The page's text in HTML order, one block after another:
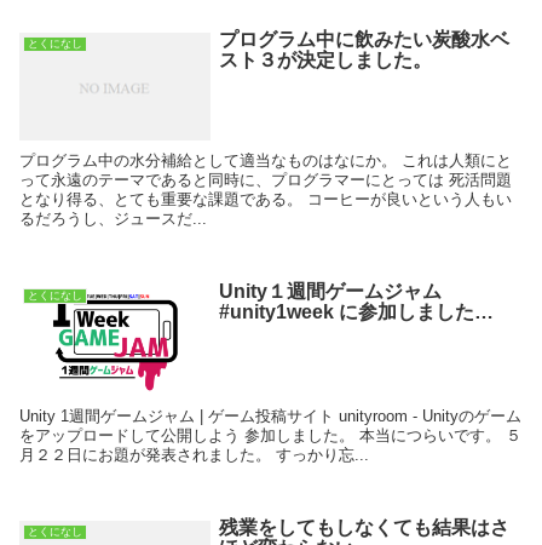
とくになし
プログラム中に飲みたい炭酸水ベ
スト３が決定しました。
プログラム中の水分補給として適当なものはなにか。 これは人類にと
って永遠のテーマであると同時に、プログラマーにとっては 死活問題
となり得る、とても重要な課題である。 コーヒーが良いという人もい
るだろうし、ジュースだ...
とくになし
Unity１週間ゲームジャム
#unity1week に参加しました…
Unity 1週間ゲームジャム | ゲーム投稿サイト unityroom - Unityのゲーム
をアップロードして公開しよう 参加しました。 本当につらいです。 ５
月２２日にお題が発表されました。 すっかり忘...
とくになし
残業をしてもしなくても結果はさ